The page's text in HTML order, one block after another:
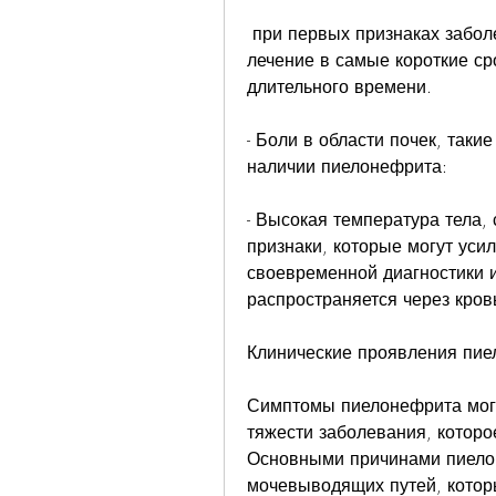
лечение в самые короткие
длительного времени.
- Боли в области почек,
наличии пиелонефрита:
- Высокая температура
признаки, которые могут
своевременной диагностики
распространяется через
Клинические проявления
Симптомы пиелонефрита
тяжести заболевания,
Основными причинами
мочевыводящих путей,